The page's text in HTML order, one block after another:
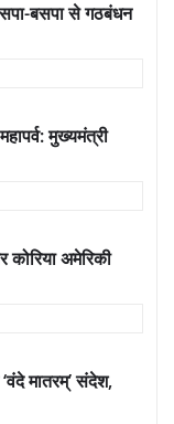
सपा-बसपा से गठबंधन
मुख्यमंत्री
कोरिया अमेरिकी
मातरम्’ संदेश,